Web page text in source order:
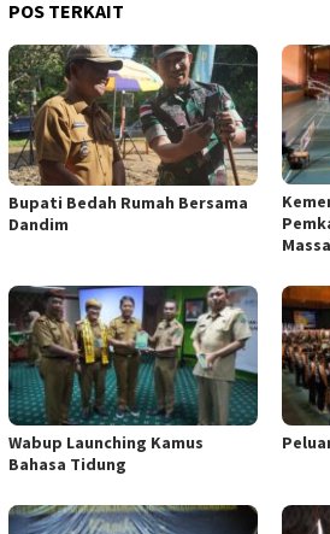
POS TERKAIT
Bupati Bedah Rumah Bersama
Dandim
Wabup Launching Kamus
Bahasa Tidung